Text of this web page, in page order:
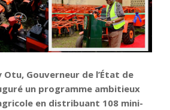
Otu, Gouverneur de l’État de
un programme ambitieux
en distribuant 108 mini-